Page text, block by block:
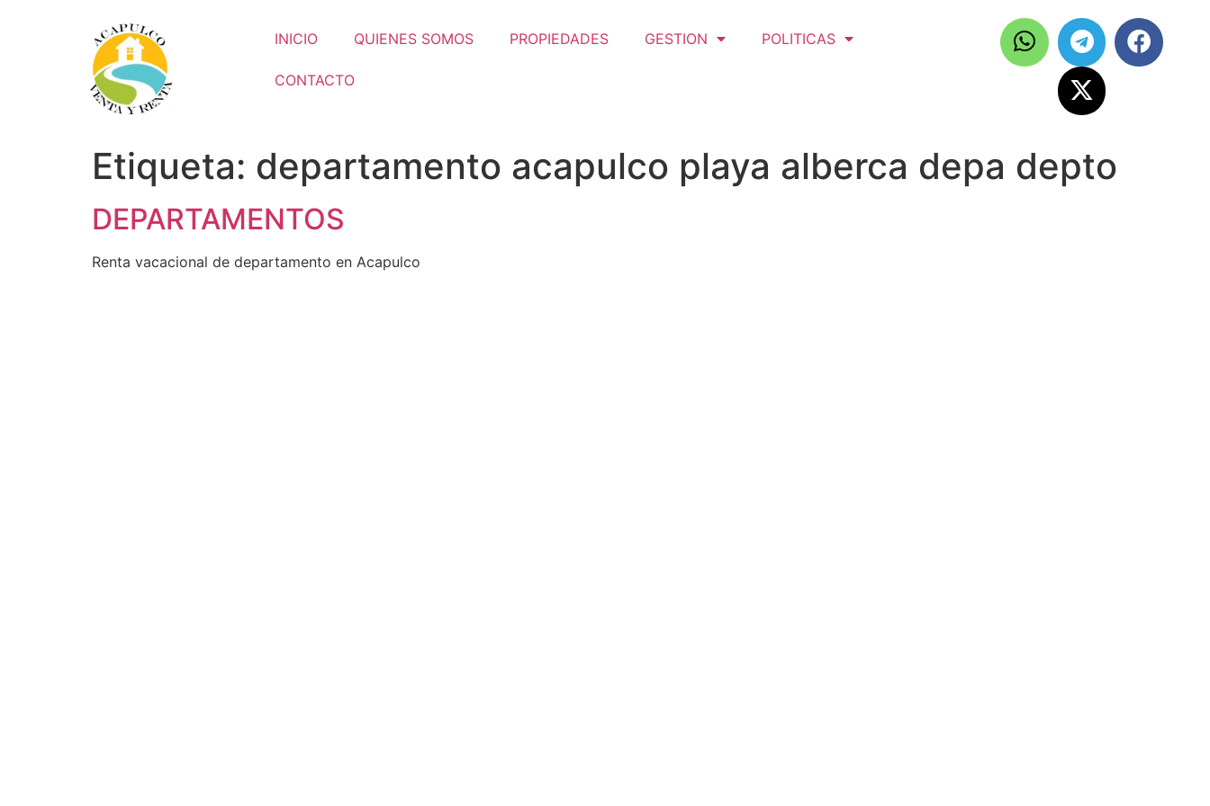
INICIO QUIENES SOMOS PROPIEDADES GESTION POLITICAS
CONTACTO
Etiqueta: departamento acapulco playa alberca depa depto
DEPARTAMENTOS
Renta vacacional de departamento en Acapulco